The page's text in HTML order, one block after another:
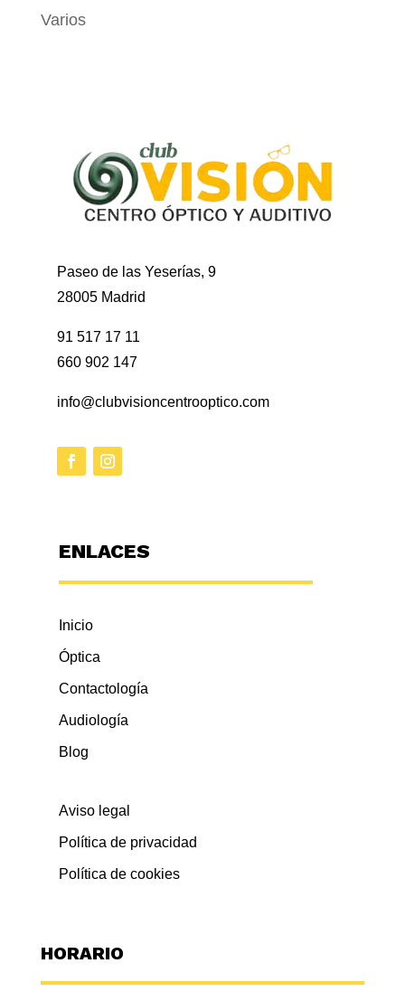
Varios
Paseo de las Yeserías, 9
28005 Madrid
91 517 17 11
660 902 147
info@clubvisioncentrooptico.com
ENLACES
Inicio
Óptica
Contactología
Audiología
Blog
Aviso legal
Política de privacidad
Política de cookies
HORARIO